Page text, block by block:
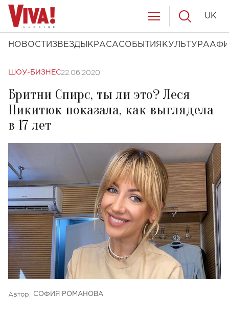
НОВОСТИ ЗВЕЗДЫ КРАСАСОБЫТИЯ КУЛЬТУРА
UK
ШОУ-БИЗНЕС22.06.2020
Бритни Спирс, ты ли это? Леся
Никитюк показала, как выглядела
в 17 лет
Автор: СОФИЯ РОМАНОВА